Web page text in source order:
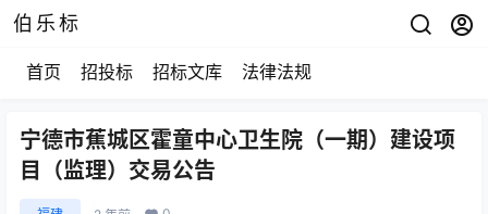
伯乐标
首页 招投标 招标文库 法律法规
宁德市蕉城区霍童中心卫生院（一期）建设项
目（监理）交易公告